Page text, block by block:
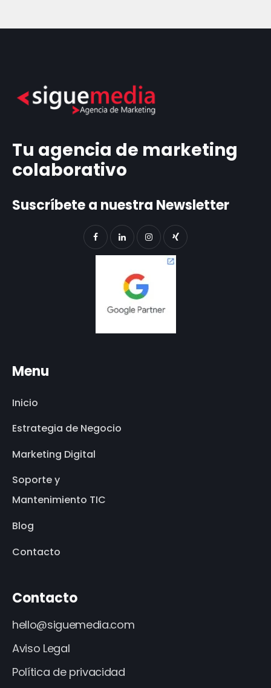
Tu agencia de marketing
colaborativo
Suscríbete a nuestra Newsletter
Menu
Inicio
Estrategia de Negocio
Marketing Digital
Soporte y
Mantenimiento TIC
Blog
Contacto
Contacto
hello@siguemedia.com
Aviso Legal
Política de privacidad